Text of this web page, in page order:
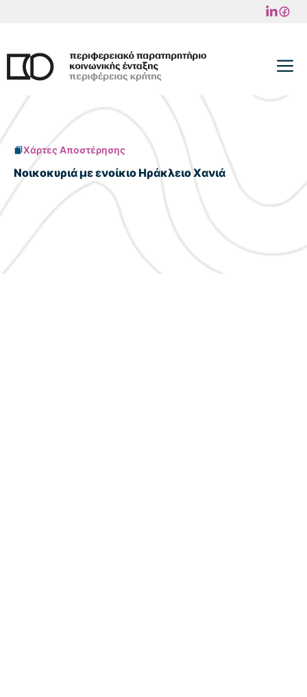
περιεχόμενο
Χάρτες Αποστέρησης
Νοικοκυριά με ενοίκιο Ηράκλειο Χανιά